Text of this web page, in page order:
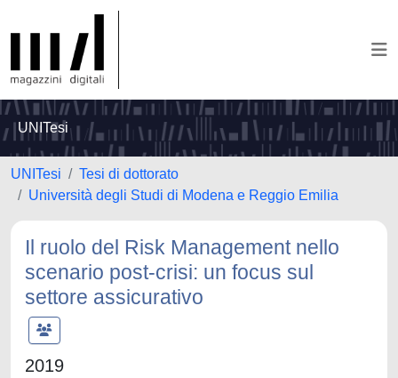
UNITesi
UNITesi
Tesi di dottorato
Università degli Studi di Modena e Reggio Emilia
Il ruolo del Risk Management nello
scenario post-crisi: un focus sul
settore assicurativo
2019